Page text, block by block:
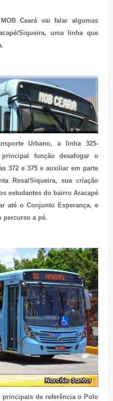
Ceará vai falar algumas
Siqueira, uma linha que
Urbano, a linha 325-
função desafogar o
372 e 375 e auxiliar em parte
Rosa/Siqueira, sua criação
estudantes do bairro Aracapé
até o Conjunto Esperança, e
percurso a pé.
de referência o Polo